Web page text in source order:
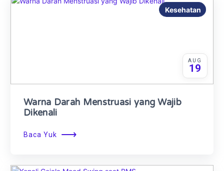
Kesehatan
AUG
19
Warna Darah Menstruasi yang Wajib
Dikenali
Baca Yuk ⟶